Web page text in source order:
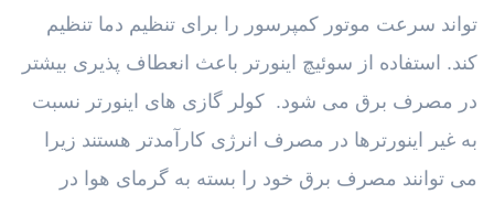
تواند سرعت موتور کمپرسور را برای تنظیم دما تنظیم
کند. استفاده از سوئیچ اینورتر باعث انعطاف پذیری بیشتر
در مصرف برق می شود. کولر گازی های اینورتر نسبت
به غیر اینورترها در مصرف انرژی کارآمدتر هستند زیرا
می توانند مصرف برق خود را بسته به گرمای هوا در